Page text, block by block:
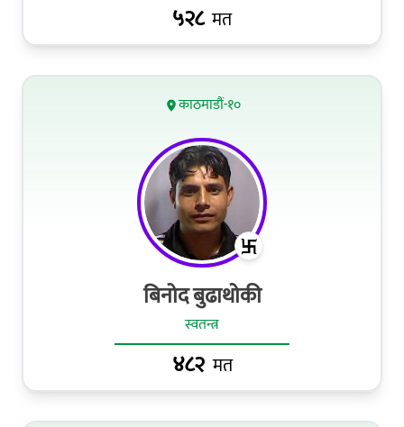
५२८ मत
काठमाडौं-१०
बिनोद बुढाथोकी
स्वतन्त्र
४८२ मत